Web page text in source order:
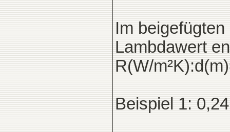
Im
Lambdawert
R(W/
Beispiel 1: